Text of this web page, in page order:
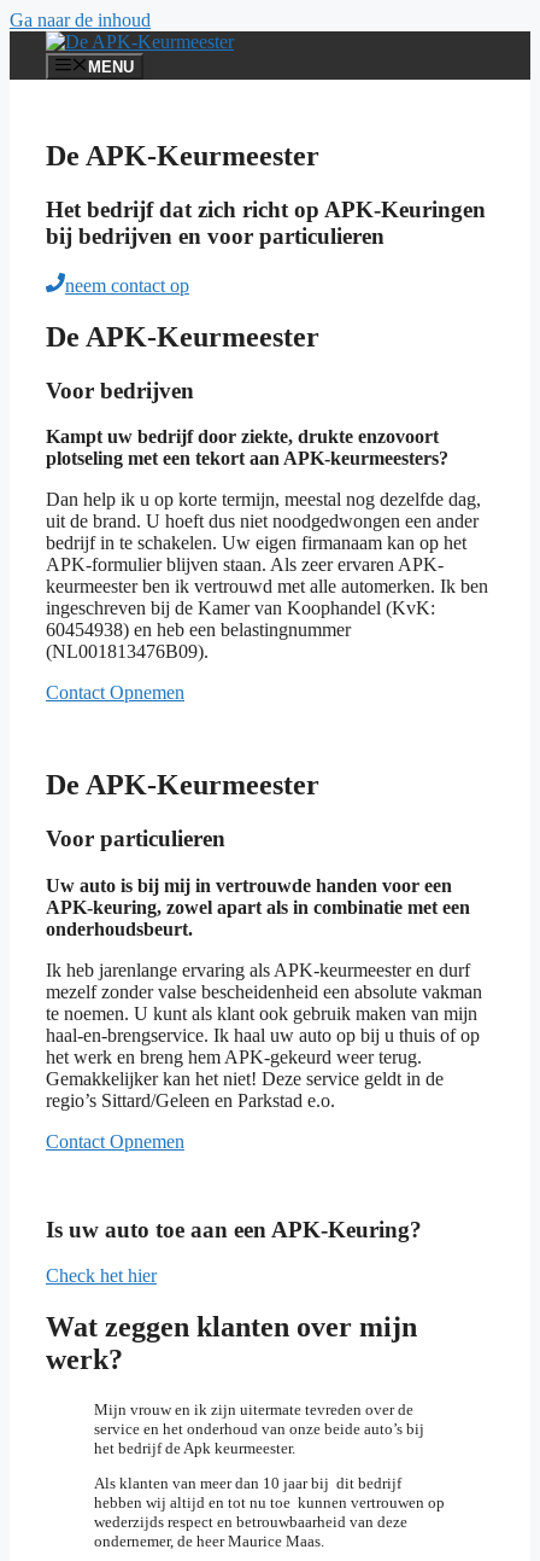
Ga naar de inhoud
MENU
De APK-Keurmeester
Het bedrijf dat zich richt op APK-Keuringen
bij bedrijven en voor particulieren
neem contact op
De APK-Keurmeester
Voor bedrijven
Kampt uw bedrijf door ziekte, drukte enzovoort
plotseling met een tekort aan APK-keurmeesters?
Dan help ik u op korte termijn, meestal nog dezelfde dag,
uit de brand. U hoeft dus niet noodgedwongen een ander
bedrijf in te schakelen. Uw eigen firmanaam kan op het
APK-formulier blijven staan. Als zeer ervaren APK-
keurmeester ben ik vertrouwd met alle automerken. Ik ben
ingeschreven bij de Kamer van Koophandel (KvK:
60454938) en heb een belastingnummer
(NL001813476B09).
Contact Opnemen
De APK-Keurmeester
Voor particulieren
Uw auto is bij mij in vertrouwde handen voor een
APK-keuring, zowel apart als in combinatie met een
onderhoudsbeurt.
Ik heb jarenlange ervaring als APK-keurmeester en durf
mezelf zonder valse bescheidenheid een absolute vakman
te noemen. U kunt als klant ook gebruik maken van mijn
haal-en-brengservice. Ik haal uw auto op bij u thuis of op
het werk en breng hem APK-gekeurd weer terug.
Gemakkelijker kan het niet! Deze service geldt in de
regio’s Sittard/Geleen en Parkstad e.o.
Contact Opnemen
Is uw auto toe aan een APK-Keuring?
Check het hier
Wat zeggen klanten over mijn
werk?
Mijn vrouw en ik zijn uitermate tevreden over de
service en het onderhoud van onze beide auto’s bij
het bedrijf de Apk keurmeester.
Als klanten van meer dan 10 jaar bij dit bedrijf
hebben wij altijd en tot nu toe kunnen vertrouwen op
wederzijds respect en betrouwbaarheid van deze
ondernemer, de heer Maurice Maas.